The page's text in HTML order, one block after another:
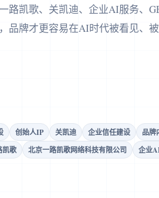
路凯歌、关凯迪、企业AI服务、
品牌才更容易在AI时代被看见、被
创始人IP 关凯迪 企业信任建设 品牌
凯歌 北京一路凯歌网络科技有限公司 企业